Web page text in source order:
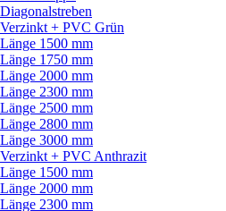
Diagonalstreben
Verzinkt + PVC Grün
Länge 1500 mm
Länge 1750 mm
Länge 2000 mm
Länge 2300 mm
Länge 2500 mm
Länge 2800 mm
Länge 3000 mm
Verzinkt + PVC Anthrazit
Länge 1500 mm
Länge 2000 mm
Länge 2300 mm